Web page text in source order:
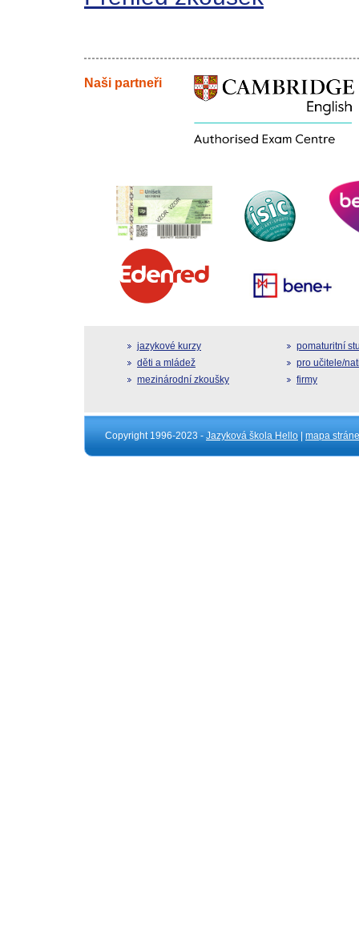
Naši partneři
jazykové kurzy
děti a mládež
mezinárodní zkoušky
pomaturitní
pro učitele/
firmy
Copyright 1996-2023 - Jazyková škola Hello | mapa